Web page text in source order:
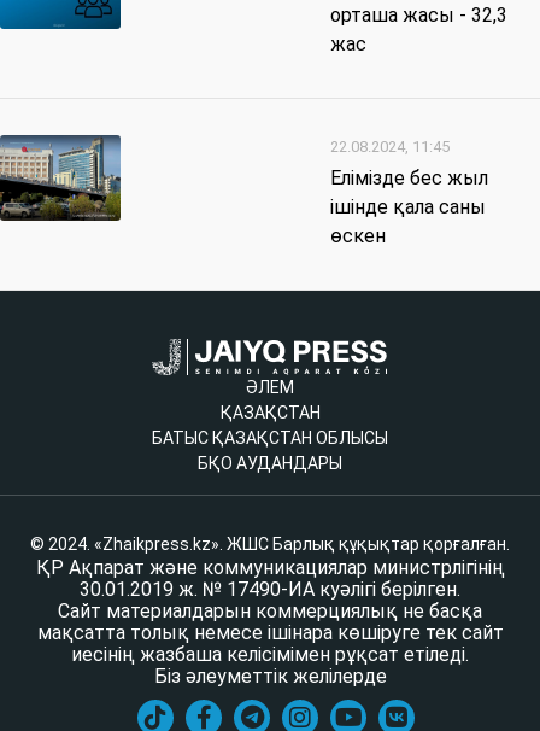
орташа жасы - 32,3
жас
22.08.2024, 11:45
Елімізде бес жыл
ішінде қала саны
өскен
ӘЛЕМ
ҚАЗАҚСТАН
БАТЫС ҚАЗАҚСТАН ОБЛЫСЫ
БҚО АУДАНДАРЫ
© 2024. «Zhaikpress.kz». ЖШС Барлық құқықтар қорғалған.
ҚР Ақпарат және коммуникациялар министрлігінің
30.01.2019 ж. № 17490-ИА куәлігі берілген.
Сайт материалдарын коммерциялық не басқа
мақсатта толық немесе ішінара көшіруге тек сайт
иесінің жазбаша келісімімен рұқсат етіледі.
Біз әлеуметтік желілерде